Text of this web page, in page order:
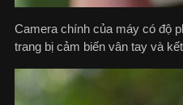
Camera chính của máy có độ
trang bị cảm biến vân tay và